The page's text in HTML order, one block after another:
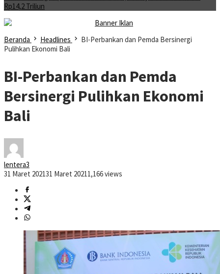
Rp14,2 Triliun
Beranda Headlines
BI-Perbankan dan Pemda Bersinergi
Pulihkan Ekonomi Bali
BI-Perbankan dan Pemda
Bersinergi Pulihkan Ekonomi
Bali
lentera3
31 Maret 202131 Maret 20211,166 views